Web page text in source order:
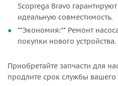
Scoprega Bravo
идеальную совместимость.
**Экономия:** Ремонт
покупки нового устройства.
Приобретайте запчасти для
продлите срок службы